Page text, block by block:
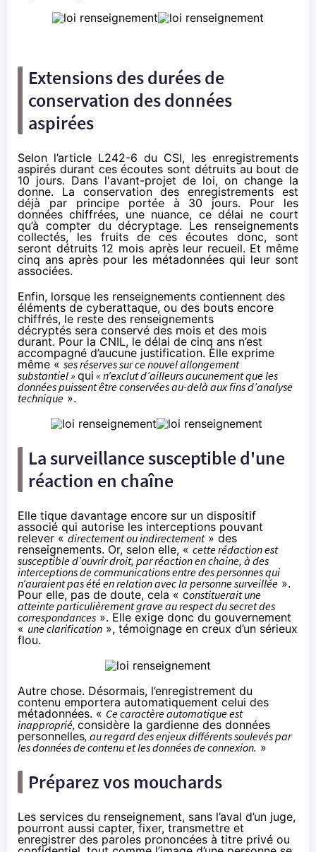
Extensions des durées de
conservation des données
aspirées
Selon l’article L242-6 du CSI, les enregistrements
aspirés durant ces écoutes sont détruits au bout de
10 jours. Dans l'avant-projet de loi, on change la
donne. La conservation des enregistrements est
déjà par principe portée à 30 jours. Pour les
données chiffrées, une nuance, ce délai ne court
qu’à compter du décryptage. Les renseignements
collectés, les fruits de ces écoutes donc, sont
seront détruits 12 mois après leur recueil. Et même
cinq ans après pour les métadonnées qui leur sont
associées.
Enfin, lorsque les renseignements contiennent des
éléments de cyberattaque, ou des bouts encore
chiffrés, le reste des renseignements
décryptés sera conservé des mois et des mois
durant. Pour la CNIL, le délai de cinq ans n’est
accompagné d’aucune justification. Elle exprime
même « ses réserves sur ce nouvel allongement
substantiel » qui « n’exclut d’ailleurs aucunement que les
données puissent être conservées au-delà aux fins d’analyse
technique ».
La surveillance susceptible d'une
réaction en chaîne
Elle tique davantage encore sur un dispositif
associé qui autorise les interceptions pouvant
relever «directement ou indirectement» des
renseignements. Or, selon elle, « cette rédaction est
susceptible d’ouvrir droit, par réaction en chaine, à des
interceptions de communications entre des personnes qui
n’auraient pas été en relation avec la personne surveillée ».
Pour elle, pas de doute, cela « constituerait une
atteinte particulièrement grave au respect du secret des
correspondances ». Elle exige donc du gouvernement
« une clarification », témoignage en creux d’un sérieux
flou.
Autre chose. Désormais, l’enregistrement du
contenu emportera automatiquement celui des
métadonnées. « Ce caractère automatique est
inapproprié, considère la gardienne des données
personnelles, au regard des enjeux différents soulevés par
les données de contenu et les données de connexion. »
Préparez vos mouchards
Les services du renseignement, sans l’aval d’un juge,
pourront aussi capter, fixer, transmettre et
enregistrer des paroles prononcées à titre privé ou